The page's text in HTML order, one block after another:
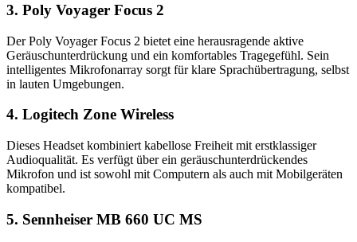
3. Poly Voyager Focus 2
Der Poly Voyager Focus 2 bietet eine herausragende aktive
Geräuschunterdrückung und ein komfortables Tragegefühl. Sein
intelligentes Mikrofonarray sorgt für klare Sprachübertragung, selbst
in lauten Umgebungen.
4. Logitech Zone Wireless
Dieses Headset kombiniert kabellose Freiheit mit erstklassiger
Audioqualität. Es verfügt über ein geräuschunterdrückendes
Mikrofon und ist sowohl mit Computern als auch mit Mobilgeräten
kompatibel.
5. Sennheiser MB 660 UC MS